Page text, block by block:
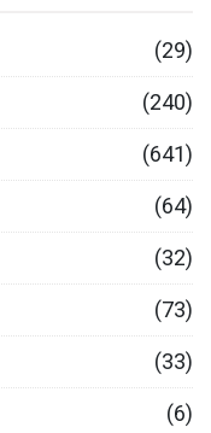
(29)
(240)
(641)
(64)
(32)
(73)
(33)
(6)